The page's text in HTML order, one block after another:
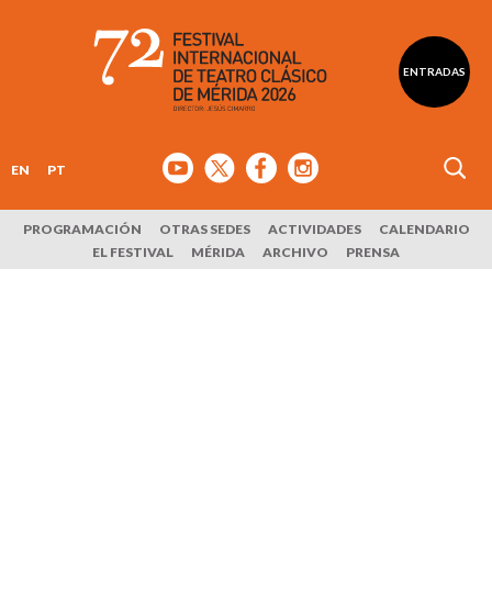
ENTRADAS
EN PT
PROGRAMACIÓN OTRAS SEDES ACTIVIDADES
CALENDARIO
EL FESTIVAL
MÉRIDA ARCHIVO PRENSA